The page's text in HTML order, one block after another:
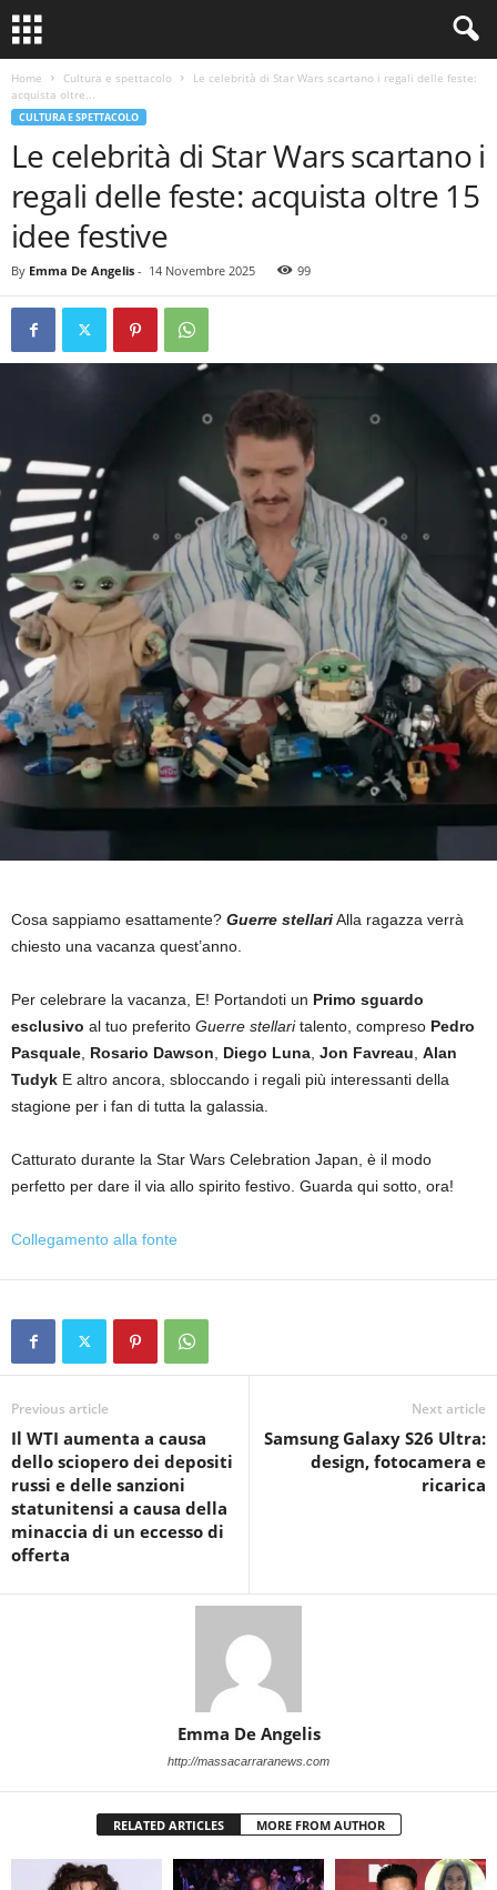
Home Cultura e spettacolo
Le celebrità di Star Wars scartano i regali delle feste:
acquista oltre...
CULTURA E SPETTACOLO
Le celebrità di Star Wars scartano i
regali delle feste: acquista oltre 15
idee festive
By Emma De Angelis - 14 Novembre 2025 99
Cosa sappiamo esattamente? Guerre stellariAlla ragazza verrà
chiesto una vacanza quest’anno.
Per celebrare la vacanza, E! Portandoti un Primo sguardo
esclusivo al tuo preferito Guerre stellaritalento, compreso Pedro
Pasquale Rosario Dawson Diego Luna Jon Favreau Alan
Tudyk E altro ancora, sbloccando i regali più interessanti della
stagione per i fan di tutta la galassia.
Catturato durante la Star Wars Celebration Japan, è il modo
perfetto per dare il via allo spirito festivo. Guarda qui sotto, ora!
Collegamento alla fonte
Previous article
Il WTI aumenta a causa
dello sciopero dei depositi
russi e delle sanzioni
statunitensi a causa della
minaccia di un eccesso di
offerta
Next article
Samsung Galaxy S26 Ultra:
design, fotocamera e
ricarica
Emma De Angelis
http://massacarraranews.com
RELATED ARTICLES MORE FROM AUTHOR